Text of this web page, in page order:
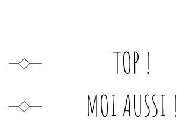
TOP !
MOI AUSSI !